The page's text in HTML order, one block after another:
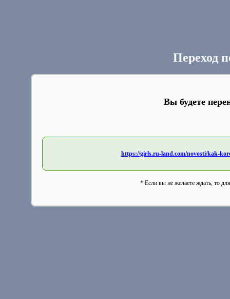
Переход
Вы будете
https://girls.ru-land.com/novosti/kak-
* Если вы не желаете ждать, то